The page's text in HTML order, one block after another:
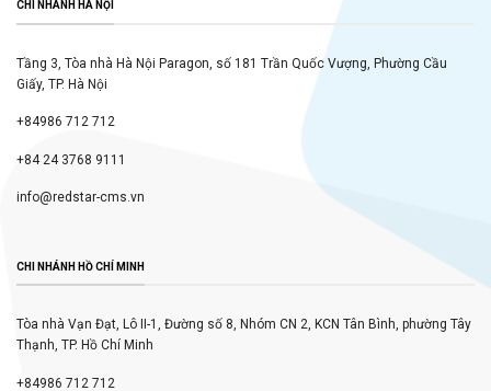
CHI NHÁNH HÀ NỘI
Tầng 3, Tòa nhà Hà Nội Paragon, số 181 Trần Quốc Vượng, Phường Cầu
Giấy, TP. Hà Nội
+84986 712 712
+84 24 3768 9111
info@redstar-cms.vn
CHI NHÁNH HỒ CHÍ MINH
Tòa nhà Vạn Đạt, Lô II-1, Đường số 8, Nhóm CN 2, KCN Tân Bình, phường Tây
Thạnh, TP. Hồ Chí Minh
+84986 712 712